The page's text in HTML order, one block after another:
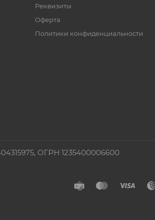
Реквизиты
Оферта
Политики конфиденциальности
ОГРН 1235400006600